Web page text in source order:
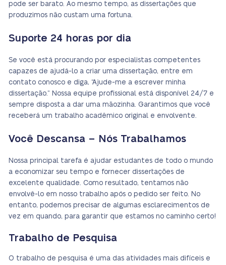
pode ser barato. Ao mesmo tempo, as dissertações que
produzimos não custam uma fortuna.
Suporte 24 horas por dia
Se você está procurando por especialistas competentes
capazes de ajudá-lo a criar uma dissertação, entre em
contato conosco e diga, “Ajude-me a escrever minha
dissertação.” Nossa equipe profissional está disponível 24/7 e
sempre disposta a dar uma mãozinha. Garantimos que você
receberá um trabalho acadêmico original e envolvente.
Você Descansa – Nós Trabalhamos
Nossa principal tarefa é ajudar estudantes de todo o mundo
a economizar seu tempo e fornecer dissertações de
excelente qualidade. Como resultado, tentamos não
envolvê-lo em nosso trabalho após o pedido ser feito. No
entanto, podemos precisar de algumas esclarecimentos de
vez em quando, para garantir que estamos no caminho certo!
Trabalho de Pesquisa
O trabalho de pesquisa é uma das atividades mais difíceis e